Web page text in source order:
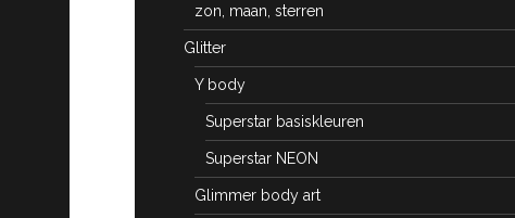
zon, maan, sterren
Glitter
Y body
Superstar basiskleuren
Superstar NEON
Glimmer body art